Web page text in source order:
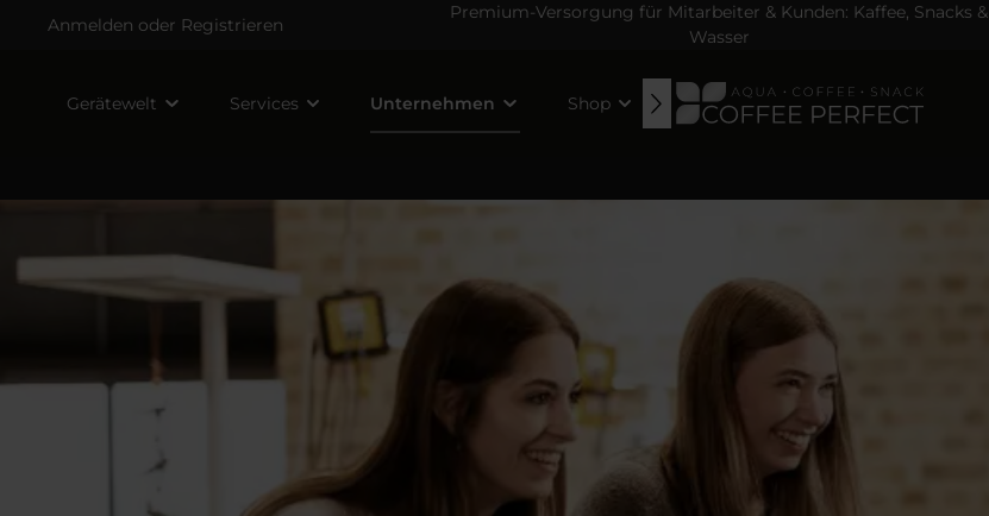
Anmelden oder Registrieren
Premium-Versorgung für Mitarbeiter & Kunden: Kaffee, Snacks &
Wasser
Gerätewelt Services Unternehmen Shop News